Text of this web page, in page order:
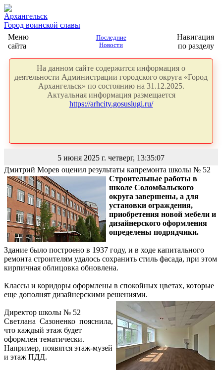
Архангельск
Город воинской славы
Меню
сайта
Последние
Новости
Навигация
по разделу
На данном сайте содержится информация о
деятельности Администрации городского округа «Город
Архангельск» по состоянию на 31.12.2025.
Актуальная информация размещается
https://arhcity.gosuslugi.ru/
5 июня 2025 г. четверг, 13:35:07
Дмитрий Морев оценил результаты капремонта школы № 52
Строительные работы в
школе Соломбальского
округа завершены, а для
установки ограждения,
приобретения новой мебели и
дизайнерского оформления
определены подрядчики.
Здание было построено в 1937 году, и в ходе капитального
ремонта строителям удалось сохранить стиль фасада, при этом
кирпичная облицовка обновлена.
Классы и коридоры оформлены в спокойных цветах, которые
еще дополнят дизайнерскими решениями.
Директор школы № 52
Светлана Сазоненко пояснила,
что каждый этаж будет
оформлен тематически.
Например, появятся этаж-музей
и этаж ПДД.